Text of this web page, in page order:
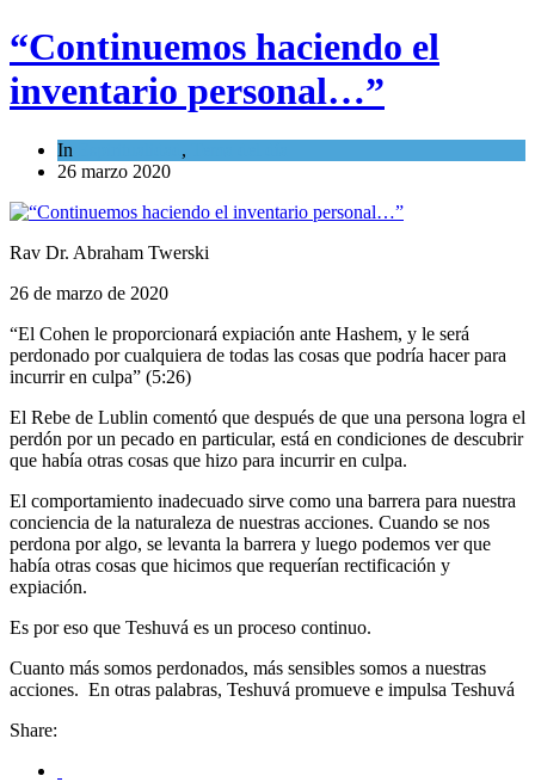
“Continuemos haciendo el
inventario personal…”
In ,
26 marzo 2020
Rav Dr. Abraham Twerski
26 de marzo de 2020
“El Cohen le proporcionará expiación ante Hashem, y le será
perdonado por cualquiera de todas las cosas que podría hacer para
incurrir en culpa” (5:26)
El Rebe de Lublin comentó que después de que una persona logra el
perdón por un pecado en particular, está en condiciones de descubrir
que había otras cosas que hizo para incurrir en culpa.
El comportamiento inadecuado sirve como una barrera para nuestra
conciencia de la naturaleza de nuestras acciones. Cuando se nos
perdona por algo, se levanta la barrera y luego podemos ver que
había otras cosas que hicimos que requerían rectificación y
expiación.
Es por eso que Teshuvá es un proceso continuo.
Cuanto más somos perdonados, más sensibles somos a nuestras
acciones. En otras palabras, Teshuvá promueve e impulsa Teshuvá
Share: